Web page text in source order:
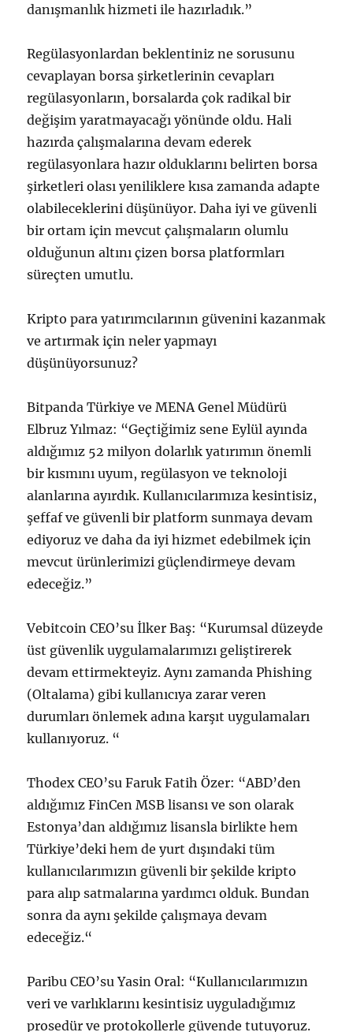
danışmanlık hizmeti ile hazırladık.”
Regülasyonlardan beklentiniz ne sorusunu
cevaplayan borsa şirketlerinin cevapları
regülasyonların, borsalarda çok radikal bir
değişim yaratmayacağı yönünde oldu. Hali
hazırda çalışmalarına devam ederek
regülasyonlara hazır olduklarını belirten borsa
şirketleri olası yeniliklere kısa zamanda adapte
olabileceklerini düşünüyor. Daha iyi ve güvenli
bir ortam için mevcut çalışmaların olumlu
olduğunun altını çizen borsa platformları
süreçten umutlu.
Kripto para yatırımcılarının güvenini kazanmak
ve artırmak için neler yapmayı
düşünüyorsunuz?
Bitpanda Türkiye ve MENA Genel Müdürü
Elbruz Yılmaz: “Geçtiğimiz sene Eylül ayında
aldığımız 52 milyon dolarlık yatırımın önemli
bir kısmını uyum, regülasyon ve teknoloji
alanlarına ayırdık. Kullanıcılarımıza kesintisiz,
şeffaf ve güvenli bir platform sunmaya devam
ediyoruz ve daha da iyi hizmet edebilmek için
mevcut ürünlerimizi güçlendirmeye devam
edeceğiz.”
Vebitcoin CEO’su İlker Baş: “Kurumsal düzeyde
üst güvenlik uygulamalarımızı geliştirerek
devam ettirmekteyiz. Aynı zamanda Phishing
(Oltalama) gibi kullanıcıya zarar veren
durumları önlemek adına karşıt uygulamaları
kullanıyoruz. “
Thodex CEO’su Faruk Fatih Özer: “ABD’den
aldığımız FinCen MSB lisansı ve son olarak
Estonya’dan aldığımız lisansla birlikte hem
Türkiye’deki hem de yurt dışındaki tüm
kullanıcılarımızın güvenli bir şekilde kripto
para alıp satmalarına yardımcı olduk. Bundan
sonra da aynı şekilde çalışmaya devam
edeceğiz.“
Paribu CEO’su Yasin Oral: “Kullanıcılarımızın
veri ve varlıklarını kesintisiz uyguladığımız
prosedür ve protokollerle güvende tutuyoruz.